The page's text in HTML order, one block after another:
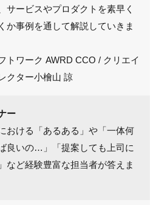
サービスやプロダクトを素早く
か事例を通して解説していきま
トワーク AWRD CCO / クリエイ
クター小檜山 諒
ー
おける「あるある」や「一体何
良いの…」「提案しても上司に
など経験豊富な担当者が答えま